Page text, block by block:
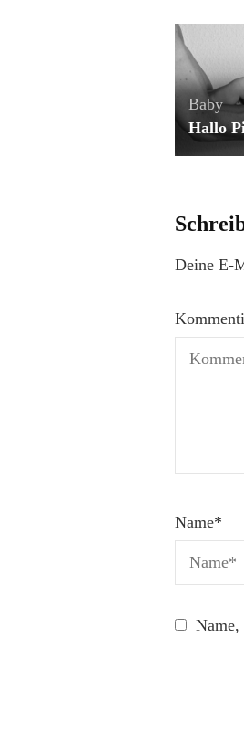
Baby
Hallo
Deine E-
Name*
Name,